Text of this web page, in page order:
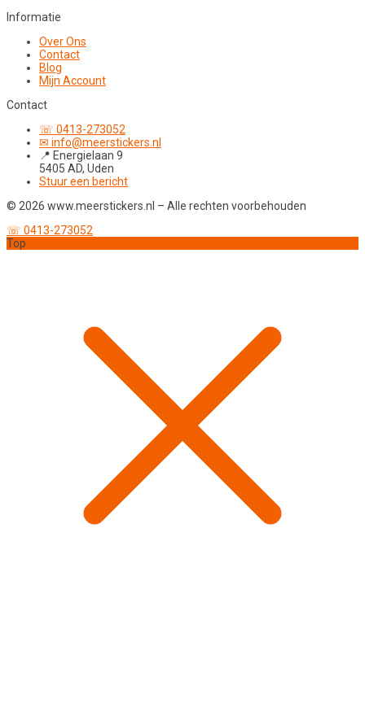
Informatie
Over Ons
Contact
Blog
Mijn Account
Contact
☏ 0413-273052
✉ info@meerstickers.nl
📍 Energielaan 9
5405 AD, Uden
Stuur een bericht
© 2026 www.meerstickers.nl – Alle rechten voorbehouden
☏ 0413-273052
Top